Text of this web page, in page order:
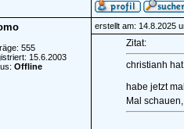
555
15.6.2003
Offline
erstellt am: 14.8.2025
Zitat:
christianh
habe jetzt
Mal